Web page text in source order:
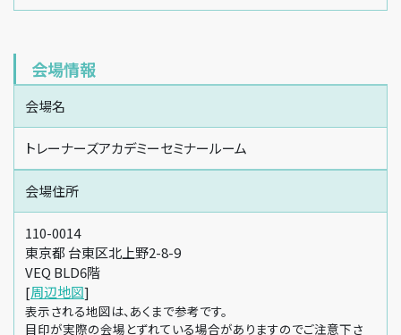
会場情報
会場名
トレーナーズアカデミーセミナールーム
会場住所
110-0014
東京都 台東区北上野2-8-9
VEQ BLD6階
[周辺地図]
表示される地図は、あくまで参考です。
目印が実際の会場とずれている場合がありますのでご注意下さ